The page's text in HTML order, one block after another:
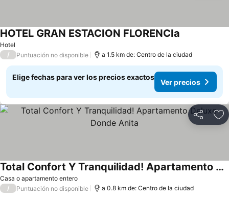
Hotel
HOTEL GRAN ESTACION FLORENCIa
/ Puntuación no disponible a 1.5 km de: Centro de la ciudad
Elige fechas para ver los precios exactos
Ver precios
Compartir
Casa o apartamento entero
Total Confort Y Tranquilidad! Apartamento Deluxe Donde Anita
/ Puntuación no disponible a 0.8 km de: Centro de la ciudad